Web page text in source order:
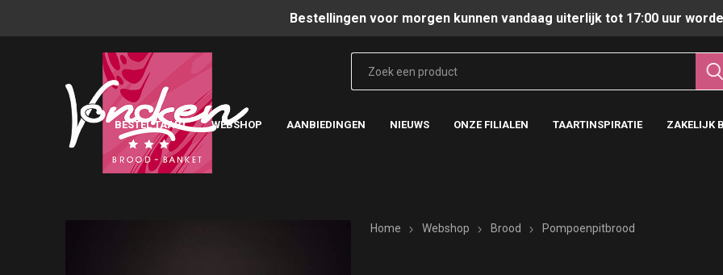
Bestellingen voor morgen kunnen vandaag uiterlijk tot 17:00 uur
BESTEL TAART WEBSHOP AANBIEDINGEN NIEUWS ONZE FILIALEN TAARTINSPIRATIE ZAKELIJK
Home Webshop Brood Pompoenpitbrood